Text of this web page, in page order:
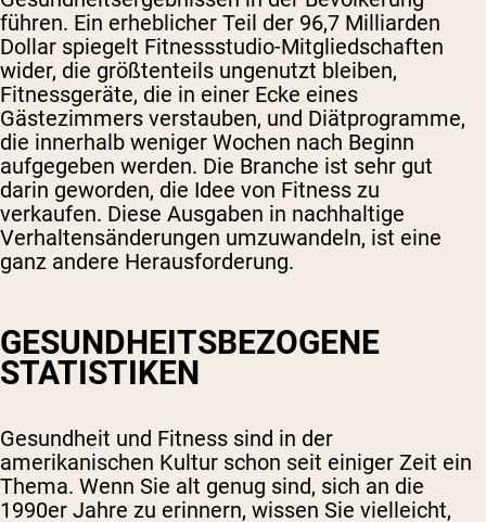
führen. Ein erheblicher Teil der 96,7 Milliarden
Dollar spiegelt Fitnessstudio-Mitgliedschaften
wider, die größtenteils ungenutzt bleiben,
Fitnessgeräte, die in einer Ecke eines
Gästezimmers verstauben, und Diätprogramme,
die innerhalb weniger Wochen nach Beginn
aufgegeben werden. Die Branche ist sehr gut
darin geworden, die Idee von Fitness zu
verkaufen. Diese Ausgaben in nachhaltige
Verhaltensänderungen umzuwandeln, ist eine
ganz andere Herausforderung.
GESUNDHEITSBEZOGENE
STATISTIKEN
Gesundheit und Fitness sind in der
amerikanischen Kultur schon seit einiger Zeit ein
Thema. Wenn Sie alt genug sind, sich an die
1990er Jahre zu erinnern, wissen Sie vielleicht,